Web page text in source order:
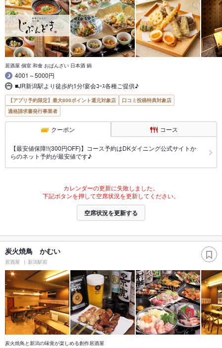
居酒屋 個室 和食 おばんざい 日本酒 鍋
4001～5000円
■JR新潟駅より徒歩約1分!宴会ｺｰｽ各種ご提供♪
【アプリ予約限定】最大800ポイント還元対象店
口コミ投稿特典対象店
適格請求書発行事業者
クーポン コース
【最安値保障!!(300円OFF)】コース予約はDKダイニング公式サイトか
らのネット予約が最安値です♪
カレンダーの更新に失敗しました。
下記ボタンを押して空席状況を更新してください。
空席状況を更新する
炭火焼鳥 かむい
居酒屋 新潟駅前
炭火焼鳥と新潟の味覚が楽しめる創作居酒屋